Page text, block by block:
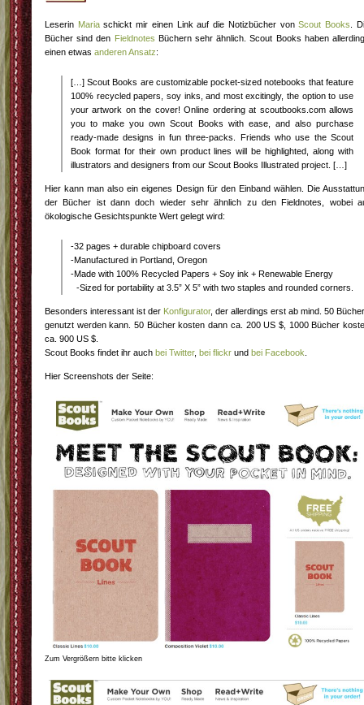
Leserin Mariaschickt mir einen Link auf die Notizbücher vonScout Books
.
Bücher sind den Fieldnotes Büchern sehr ähnlich. Scout Books haben
einen etwas anderen Ansatz:
[…] Scout Books are customizable pocket-sized notebooks that feature
100% recycled papers, soy inks, and most excitingly, the option to use
your artwork on the cover! Online ordering at scoutbooks.com allows
you to make you own Scout Books with ease, and also purchase
ready-made designs in fun three-packs. Friends who use the Scout
Book format for their own product lines will be highlighted, along with
illustrators and designers from our Scout Books Illustrated project. […]
Hier kann man also ein eigenes Design für den Einband wählen. Die
der Bücher ist dann doch wieder sehr ähnlich zu den Fieldnotes, wobei
ökologische Gesichtspunkte Wert gelegt wird:
-32 pages + durable chipboard covers
-Manufactured in Portland, Oregon
-Made with 100% Recycled Papers + Soy ink + Renewable Energy
-Sized for portability at 3.5” X 5” with two staples and rounded corners.
Besonders interessant ist der Konfigurator, der allerdings erst ab mind. 50
genutzt werden kann. 50 Bücher kosten dann ca. 200 US $, 1000 Bücher
ca. 900 US $.
Scout Books findet ihr auch bei Twitter, bei flickr und bei Facebook
Hier Screenshots der Seite:
Zum Vergrößern bitte klicken